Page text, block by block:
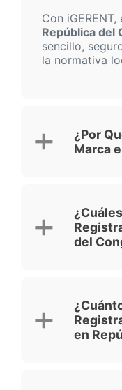
Con iGERENT,
República del
sencillo,
la normativa
¿Por
Marca
del
en